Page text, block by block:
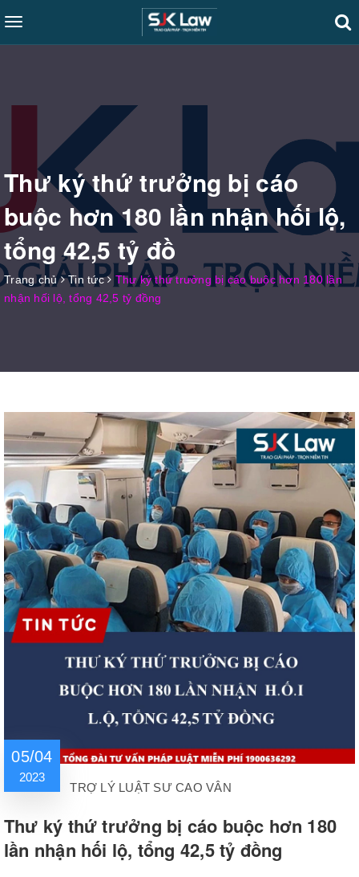
Toggle
navigation
Thư ký thứ trưởng bị cáo
buộc hơn 180 lần nhận hối lộ,
tổng 42,5 tỷ đồ
Trang chủ Tin tức
Thư ký thứ trưởng bị cáo buộc hơn 180 lần
nhận hối lộ, tổng 42,5 tỷ đồng
05/04
2023
TRỢ LÝ LUẬT SƯ CAO VÂN
Thư ký thứ trưởng bị cáo buộc hơn 180
lần nhận hối lộ, tổng 42,5 tỷ đồng